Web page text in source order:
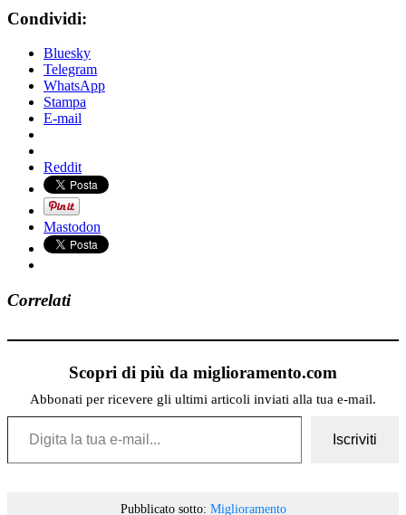
Condividi:
Bluesky
Telegram
WhatsApp
Stampa
E-mail
Reddit
Mastodon
Correlati
Scopri di più da miglioramento.com
Abbonati per ricevere gli ultimi articoli inviati alla tua e-mail.
Digita la tua e-mail...
Iscriviti
Pubblicato sotto: Miglioramento